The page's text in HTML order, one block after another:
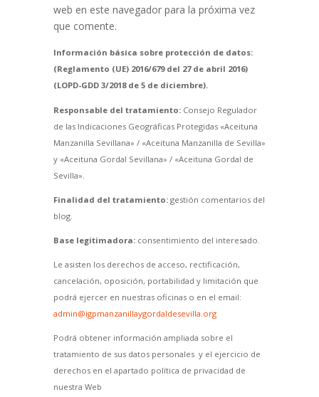
web en este navegador para la próxima vez
que comente.
Información básica sobre protección de datos:
(Reglamento (UE) 2016/679 del 27 de abril 2016)
(LOPD-GDD 3/2018 de 5 de diciembre).
Responsable del tratamiento:Consejo Regulador
de las Indicaciones Geográficas Protegidas «Aceituna
Manzanilla Sevillana» / «Aceituna Manzanilla de Sevilla»
y «Aceituna Gordal Sevillana» / «Aceituna Gordal de
Sevilla».
Finalidad del tratamiento:gestión comentarios del
blog.
Base legitimadora:consentimiento del interesado.
Le asisten los derechos de acceso, rectificación,
cancelación, oposición, portabilidad y limitación que
podrá ejercer en nuestras oficinas o en el email:
admin@igpmanzanillaygordaldesevilla.org
Podrá obtener información ampliada sobre el
tratamiento de sus datos personales y el ejercicio de
derechos en el apartado política de privacidad de
nuestra Web